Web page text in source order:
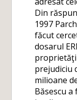
Din
1997
făcut
dosarul
prejudiciu
milioane
Băsescu a